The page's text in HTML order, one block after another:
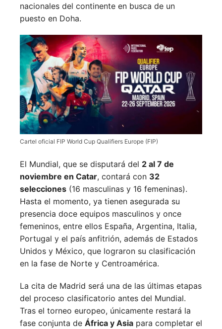
nacionales del continente en busca de un
puesto en Doha.
Cartel oficial FIP World Cup Qualifiers Europe (FIP)
El Mundial, que se disputará del 2 al 7 de
noviembre en Catar, contará con 32
selecciones (16 masculinas y 16 femeninas).
Hasta el momento, ya tienen asegurada su
presencia doce equipos masculinos y once
femeninos, entre ellos España, Argentina, Italia,
Portugal y el país anfitrión, además de Estados
Unidos y México, que lograron su clasificación
en la fase de Norte y Centroamérica.
La cita de Madrid será una de las últimas etapas
del proceso clasificatorio antes del Mundial.
Tras el torneo europeo, únicamente restará la
fase conjunta de África y Asia para completar el